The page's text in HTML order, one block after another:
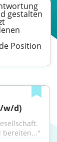
gestalten
Position
w/d)
bereiten..."